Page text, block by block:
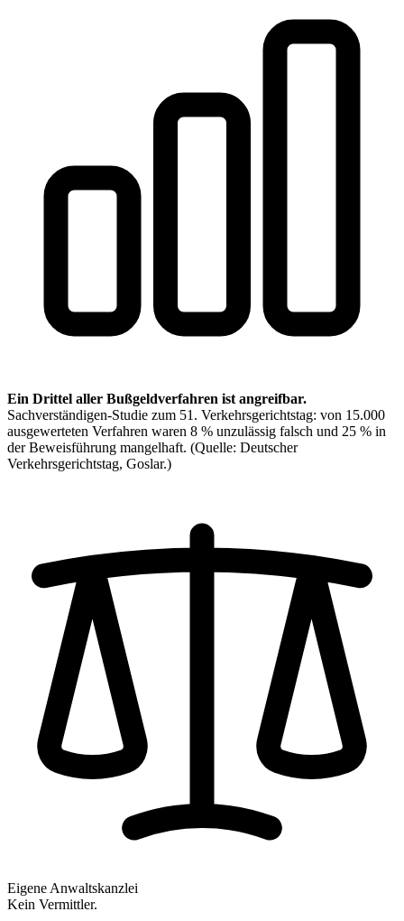
Ein Drittel aller Bußgeldverfahren ist angreifbar.
Sachverständigen-Studie zum 51. Verkehrsgerichtstag: von 15.000
ausgewerteten Verfahren waren 8 % unzulässig falsch und 25 % in
der Beweisführung mangelhaft. (Quelle: Deutscher
Verkehrsgerichtstag, Goslar.)
Eigene Anwaltskanzlei
Kein Vermittler.